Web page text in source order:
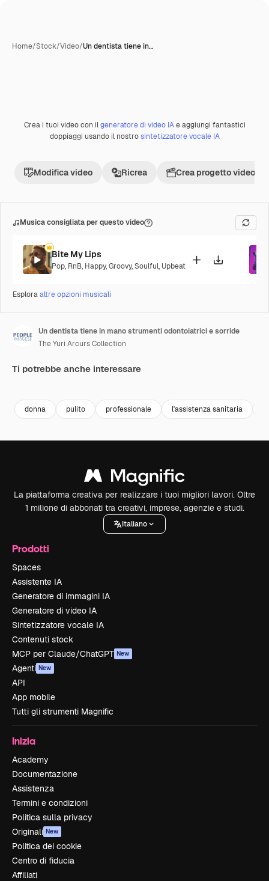
Home/Stock/Video/Un dentista tiene in…
Premium
Crea i tuoi video con ilgeneratore di video IAe aggiungi fantastici
doppiaggi usando il nostrosintetizzatore vocale IA
Modifica video Ricrea Crea progetto video
Musica consigliata per questo video
Bite My Lips
Pop, RnB, Happy,Groovy,Soulful, Upbeat
Esploraaltre opzioni musicali
Un dentista tiene in mano strumenti odontoiatrici e sorride
The Yuri Arcurs Collection
Ti potrebbe anche interessare
donna pulito professionale l'assistenza sanitaria
La piattaforma creativa per realizzare i tuoi migliori lavori. Oltre
1 milione di abbonati tra creativi, imprese, agenzie e studi.
Italiano
Prodotti
Spaces
Assistente IA
Generatore di immagini IA
Generatore di video IA
Sintetizzatore vocale IA
Contenuti stock
MCP per Claude/ChatGPT New
Agenti New
API
App mobile
Tutti gli strumenti Magnific
Inizia
Academy
Documentazione
Assistenza
Termini e condizioni
Politica sulla privacy
Originali New
Politica dei cookie
Centro di fiducia
Affiliati